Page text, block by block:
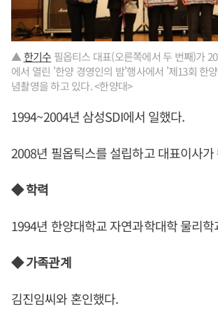
▲한기수 필옵티스 대표(오른쪽에서 두 번째)가
에서 열린 '한양 경영인의 밤'행사에서 '제13회 한
념촬영을 하고 있다. <한양대>
1994~2004년 삼성SDI에서 일했다.
2008년 필옵틱스를 설립하고 대표이사가
◆ 학력
1994년 한양대학교 자연과학대학 물리
◆ 가족관계
김진임씨와 혼인했다.